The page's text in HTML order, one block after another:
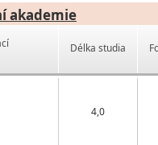
akademie
Délka studia
4,0